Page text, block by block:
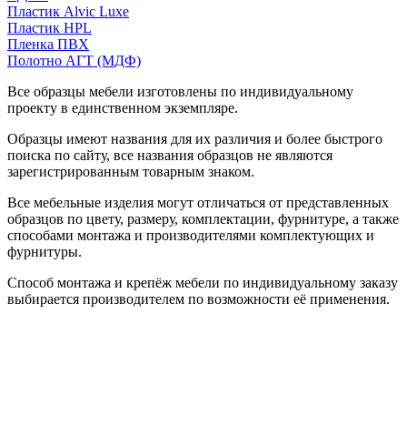
Пластик Alvic Luxe
Пластик HPL
Пленка ПВХ
Полотно АГТ (МДФ)
Все образцы мебели изготовлены по индивидуальному
проекту в единственном экземпляре.
Образцы имеют названия для их различия и более быстрого
поиска по сайту, все названия образцов не являются
зарегистрированным товарным знаком.
Все мебельные изделия могут отличаться от представленных
образцов по цвету, размеру, комплектации, фурнитуре, а также
способами монтажа и производителями комплектующих и
фурнитуры.
Способ монтажа и крепёж мебели по индивидуальному заказу
выбирается производителем по возможности её применения.